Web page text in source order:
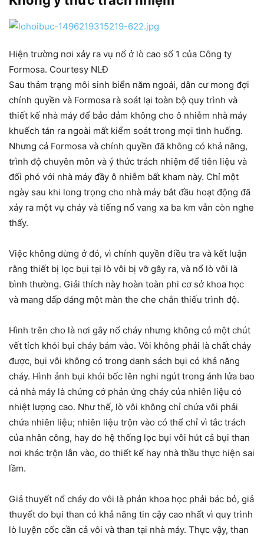
Hiện trường nơi xảy ra vụ nổ ở lò cao số 1 của Công ty
Formosa. Courtesy NLĐ
Sau thảm trạng môi sinh biển năm ngoái, dân cư mong đợi
chính quyền và Formosa rà soát lại toàn bộ quy trình và
thiết kế nhà máy để bảo đảm không cho ô nhiễm nhà máy
khuếch tán ra ngoài mất kiểm soát trong mọi tình huống.
Nhưng cả Formosa và chính quyền đã không có khả năng,
trình độ chuyên môn và ý thức trách nhiệm để tiên liệu và
đối phó với nhà máy đầy ô nhiễm bất kham này. Chỉ một
ngày sau khi long trọng cho nhà máy bắt đầu hoạt động đã
xảy ra một vụ cháy và tiếng nổ vang xa ba km vẫn còn nghe
thấy.
Việc không dừng ở đó, vì chính quyền điều tra và kết luận
rằng thiết bị lọc bụi tại lò vôi bị vỡ gây ra, và nổ lò vôi là
bình thường. Giải thích này hoàn toàn phi cơ sở khoa học
và mang dấp dáng một màn the che chắn thiếu trình độ.
Hình trên cho là nơi gây nổ cháy nhưng không có một chút
vết tích khói bụi cháy bám vào. Vôi không phải là chất cháy
được, bụi vôi không có trong danh sách bụi có khả năng
cháy. Hình ảnh bụi khói bốc lên nghi ngút trong ánh lửa bao
cả nhà máy là chứng cớ phản ứng cháy của nhiên liệu có
nhiệt lượng cao. Như thế, lò vôi không chỉ chứa vôi phải
chứa nhiên liệu; nhiên liệu trộn vào có thể chỉ vì tắc trách
của nhân công, hay do hệ thống lọc bụi vôi hút cả bụi than
nơi khác trộn lẫn vào, do thiết kế hay nhà thầu thực hiện sai
lầm.
Giả thuyết nổ cháy do vôi là phản khoa học phải bác bỏ, giả
thuyết do bụi than có khả năng tin cậy cao nhất vì quy trình
lò luyện cốc cần cả vôi và than tại nhà máy. Thực vậy, than